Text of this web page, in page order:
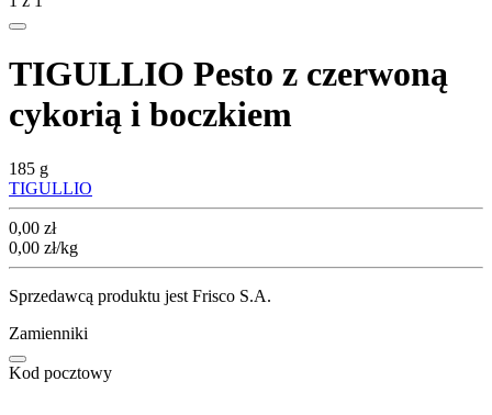
TIGULLIO Pesto z czerwoną
cykorią i boczkiem
185 g
TIGULLIO
Cena
0,00 zł
0,00 zł/kg
Sprzedawcą produktu jest Frisco S.A.
Zamienniki
Kod pocztowy